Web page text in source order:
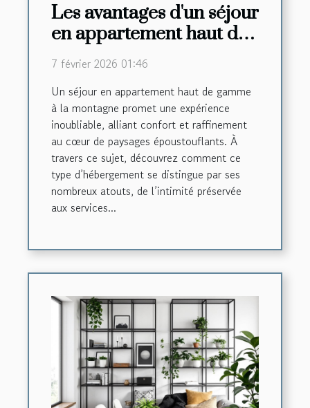
Les avantages d'un séjour
en appartement haut de
gamme à la montagne
7 février 2026 01:46
Un séjour en appartement haut de gamme
à la montagne promet une expérience
inoubliable, alliant confort et raffinement
au cœur de paysages époustouflants. À
travers ce sujet, découvrez comment ce
type d’hébergement se distingue par ses
nombreux atouts, de l’intimité préservée
aux services...